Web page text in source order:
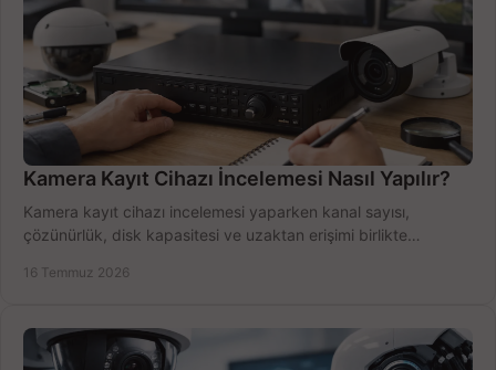
Kamera Kayıt Cihazı İncelemesi Nasıl Yapılır?
Kamera kayıt cihazı incelemesi yaparken kanal sayısı,
çözünürlük, disk kapasitesi ve uzaktan erişimi birlikte
16 Temmuz 2026